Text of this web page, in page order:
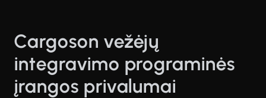
Cargoson vežėjų
integravimo programinės
įrangos privalumai